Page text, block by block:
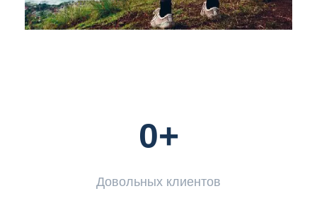
0+
Довольных клиентов